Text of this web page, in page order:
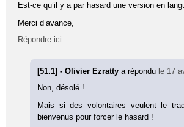
Est-ce qu’il y a par hasard une version en
Merci d’avance,
Répondre ici
[51.1] - Olivier Ezrattya répondu le 17
Non, désolé !
Mais si des volontaires veulent le
bienvenus pour forcer le hasard !